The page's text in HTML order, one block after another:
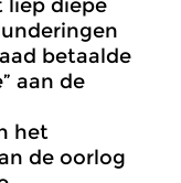
liep diepe
betaalde
aan de
het
de oorlog